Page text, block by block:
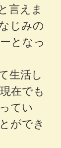
言えま
じみの
となっ
生活し
在でも
てい
ができ